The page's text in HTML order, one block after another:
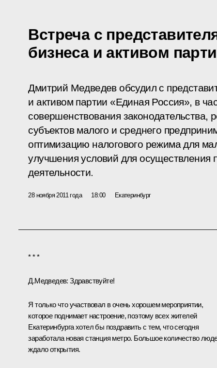
Встреча с
бизнеса и активом
Дмитрий Медведев обсудил с
и активом партии «Единая Россия», в
совершенствования законодательства,
субъектов малого и среднего
оптимизацию налогового режима для
улучшения условий для осуществления
деятельности.
28 ноября 2011 года 18:00 Екатеринбург
* * *
Д.Медведев: Здравствуйте!
Я только что участвовал в очень хорошем мероприятии,
которое поднимает настроение, поэтому всех жителей
Екатеринбурга хотел бы поздравить с тем, что сегодня
заработала новая станция метро. Большое количество
ждало открытия.